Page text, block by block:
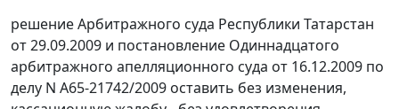
решение Арбитражного суда Республики Татарстан
от 29.09.2009 и постановление Одиннадцатого
арбитражного апелляционного суда от 16.12.2009 по
делу N А65-21742/2009 оставить без изменения,